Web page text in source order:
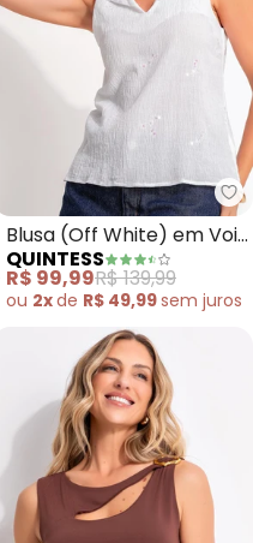
- Blusa (Preta) em
Blusa (Off White) em Voil
Bordado Paetê
QUINTESS
R$ 99,99R$ 139,99
ou 2xde R$ 49,99sem juros